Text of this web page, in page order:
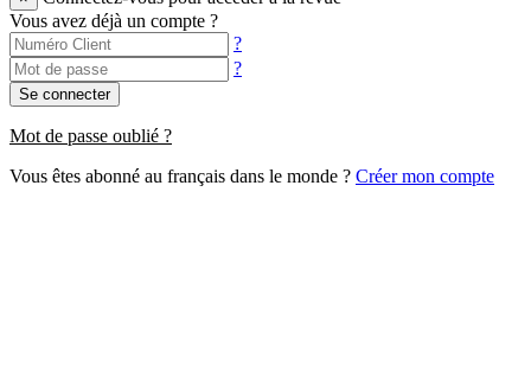
Vous avez déjà un compte ?
?
?
Se connecter
Mot de passe oublié ?
Vous êtes abonné au français dans le monde ? Créer mon compte